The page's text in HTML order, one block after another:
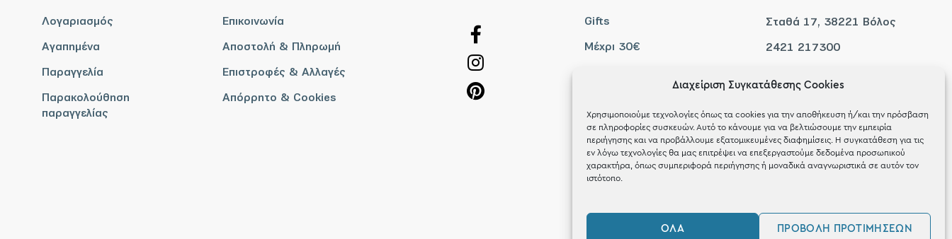
Διαχείριση Συγκατάθεσης Cookies
Χρησιμοποιούμε τεχνολογίες όπως τα cookies για την αποθήκευση ή/και την πρόσβαση
σε πληροφορίες συσκευών. Αυτό το κάνουμε για να βελτιώσουμε την εμπειρία
περιήγησης και να προβάλλουμε εξατομικευμένες διαφημίσεις. Η συγκατάθεση για τις
εν λόγω τεχνολογίες θα μας επιτρέψει να επεξεργαστούμε δεδομένα προσωπικού
χαρακτήρα, όπως συμπεριφορά περιήγησης ή μοναδικά αναγνωριστικά σε αυτόν τον
ιστότοπο.
ΌΛΑ ΠΡΟΒΟΛΉ ΠΡΟΤΙΜΉΣΕΩΝ
Λογαριασμός
Αγαπημένα
Παραγγελία
Παρακολούθηση
παραγγελίας
Επικοινωνία
Αποστολή & Πληρωμή
Επιστροφές & Αλλαγές
Απόρρητο & Cookies
Gifts
Μέχρι 30€
Σταθά 17, 38221 Βόλος
2421 217300
Τριτ / Πεμ / Παρ: 09:00 -
21:00